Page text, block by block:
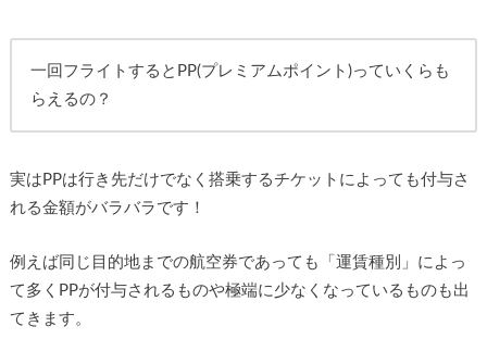
一回フライトするとPP(プレミアムポイント)っていくらも
らえるの？
実はPPは行き先だけでなく搭乗するチケットによっても付与さ
れる金額がバラバラです！
例えば同じ目的地までの航空券であっても「運賃種別」によっ
て多くPPが付与されるものや極端に少なくなっているものも出
てきます。